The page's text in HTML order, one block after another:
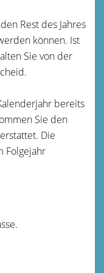
Rest des Jahres
können. Ist
Sie von der
bereits
Sie den
Die
Folgejahr